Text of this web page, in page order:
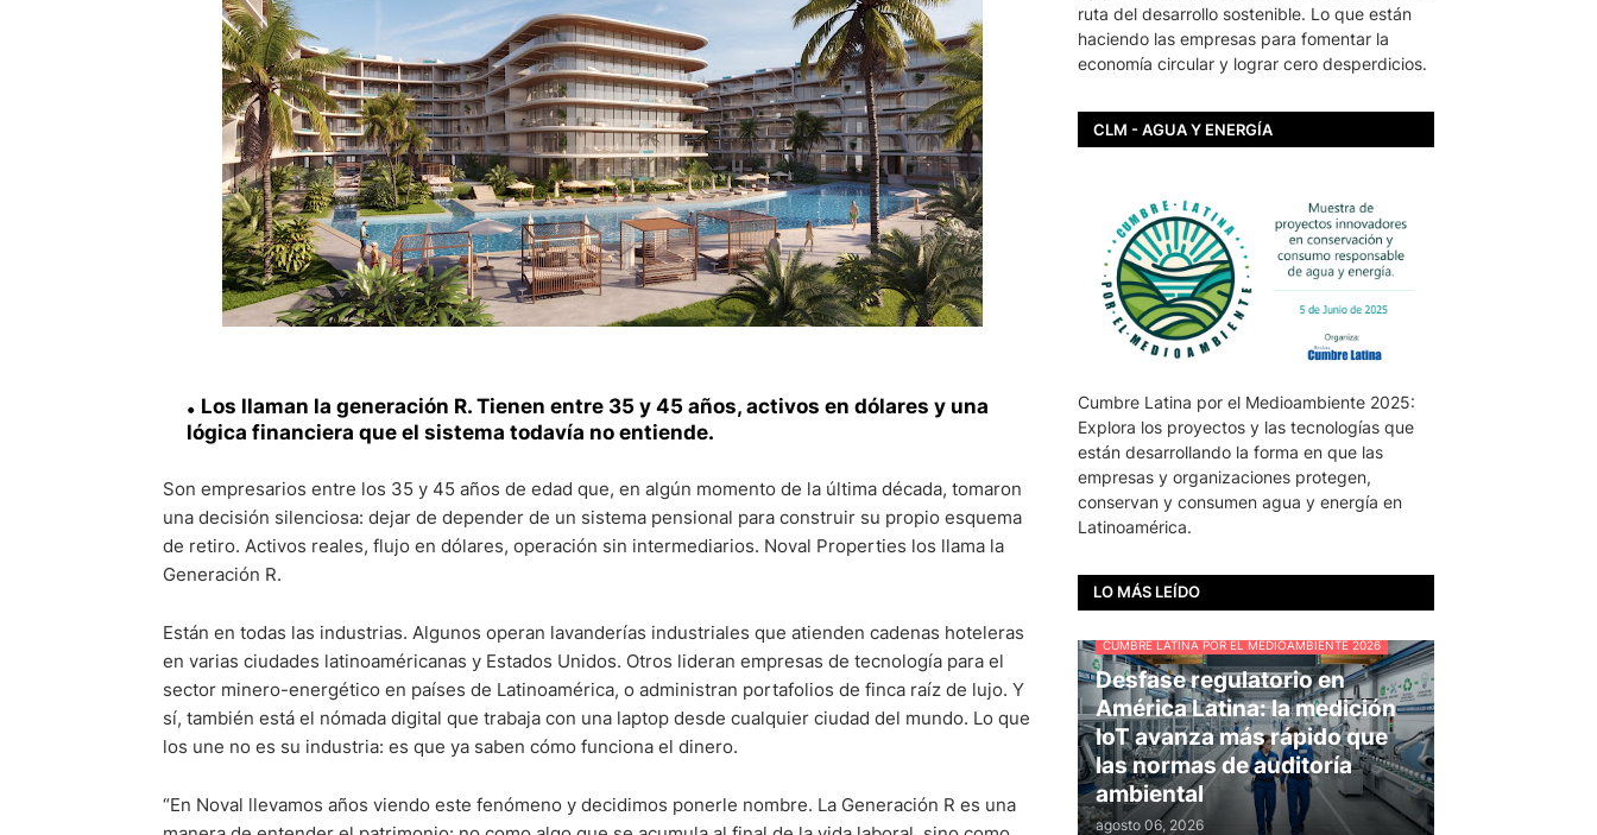
Los llaman la generación R. Tienen entre 35 y 45 años, activos en dólares y una
lógica financiera que el sistema todavía no entiende.
Son empresarios entre los 35 y 45 años de edad que, en algún momento de la última década, tomaron
una decisión silenciosa: dejar de depender de un sistema pensional para construir su propio esquema
de retiro. Activos reales, flujo en dólares, operación sin intermediarios. Noval Properties los llama la
Generación R.
Están en todas las industrias. Algunos operan lavanderías industriales que atienden cadenas hoteleras
en varias ciudades latinoaméricanas y Estados Unidos. Otros lideran empresas de tecnología para el
sector minero-energético en países de Latinoamérica, o administran portafolios de finca raíz de lujo. Y
sí, también está el nómada digital que trabaja con una laptop desde cualquier ciudad del mundo. Lo que
los une no es su industria: es que ya saben cómo funciona el dinero.
“En Noval llevamos años viendo este fenómeno y decidimos ponerle nombre. La Generación R es una
ruta del desarrollo sostenible. Lo que están
haciendo las empresas para fomentar la
economía circular y lograr cero desperdicios.
CLM - AGUA Y ENERGÍA
Cumbre Latina por el Medioambiente 2025:
Explora los proyectos y las tecnologías que
están desarrollando la forma en que las
empresas y organizaciones protegen,
conservan y consumen agua y energía en
Latinoamérica.
LO MÁS LEÍDO
CUMBRE LATINA POR EL MEDIOAMBIENTE 2026
Desfase regulatorio en
América Latina: la medición
IoT avanza más rápido que
las normas de auditoría
ambiental
agosto 06, 2026